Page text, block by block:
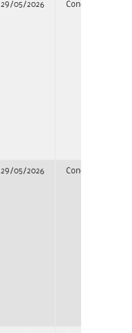
29/05/2026 Concurso
29/05/2026 Concurso